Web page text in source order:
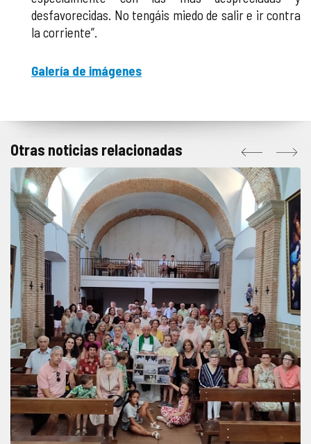
desfavorecidas. No tengáis miedo de salir e ir contra
la corriente”.
Galería de imágenes
Otras noticias relacionadas